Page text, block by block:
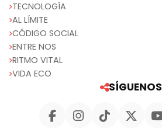
TECNOLOGÍA
AL LÍMITE
CÓDIGO SOCIAL
ENTRE NOS
RITMO VITAL
VIDA ECO
SÍGUENOS